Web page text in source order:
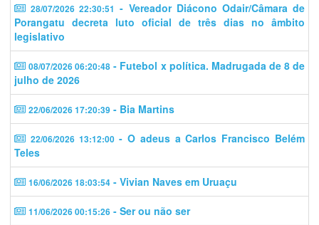
28/07/2026 22:30:51 - Vereador Diácono Odair/Câmara de
Porangatu decreta luto oficial de três dias no âmbito
legislativo
08/07/2026 06:20:48 - Futebol x política. Madrugada de 8 de
julho de 2026
22/06/2026 17:20:39 - Bia Martins
22/06/2026 13:12:00- O adeus a Carlos Francisco Belém
Teles
16/06/2026 18:03:54 - Vivian Naves em Uruaçu
11/06/2026 00:15:26 - Ser ou não ser